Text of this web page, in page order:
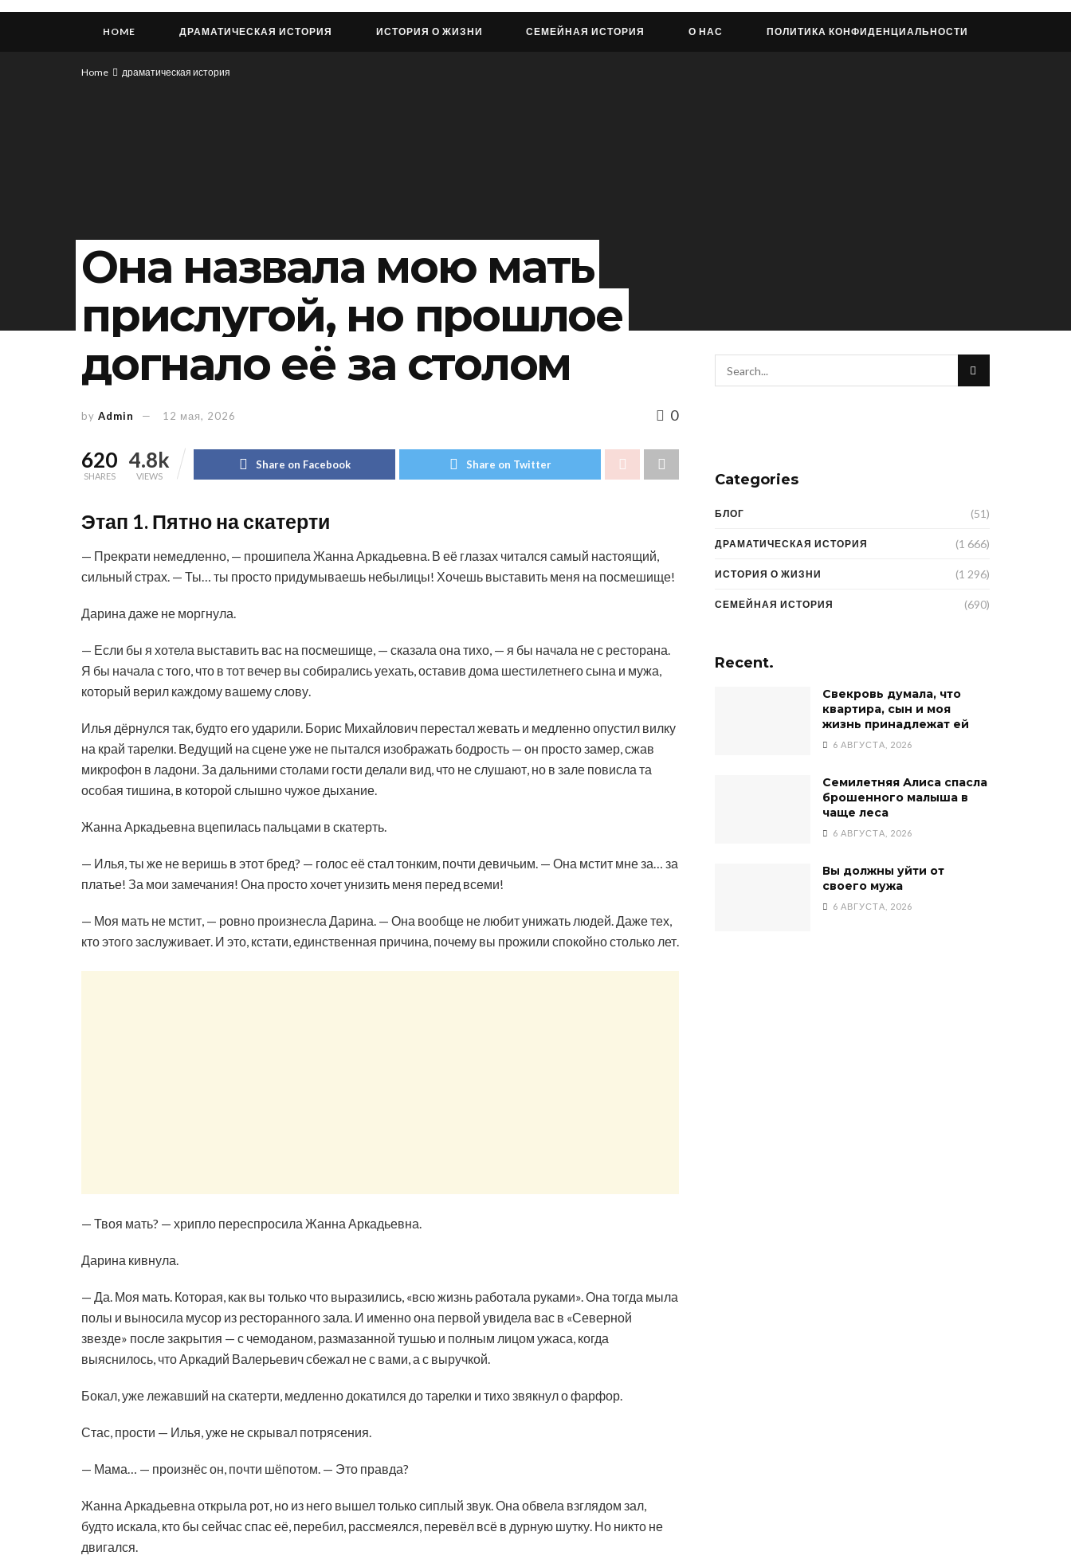
HOME ДРАМАТИЧЕСКАЯ ИСТОРИЯ ИСТОРИЯ О ЖИЗНИ СЕМЕЙНАЯ ИСТОРИЯ О НАС ПОЛИТИКА КОНФИДЕНЦИАЛЬНОСТИ
Home драматическая история
Она назвала мою мать
прислугой, но прошлое
догнало её за столом
by Admin 12 мая, 2026 0
620
SHARES
4.8k
VIEWS
Share on Facebook Share on Twitter
Этап 1. Пятно на скатерти
— Прекрати немедленно, — прошипела Жанна Аркадьевна. В её глазах читался самый настоящий,
сильный страх. — Ты… ты просто придумываешь небылицы! Хочешь выставить меня на посмешище!
Дарина даже не моргнула.
— Если бы я хотела выставить вас на посмешище, — сказала она тихо, — я бы начала не с ресторана.
Я бы начала с того, что в тот вечер вы собирались уехать, оставив дома шестилетнего сына и мужа,
который верил каждому вашему слову.
Илья дёрнулся так, будто его ударили. Борис Михайлович перестал жевать и медленно опустил вилку
на край тарелки. Ведущий на сцене уже не пытался изображать бодрость — он просто замер, сжав
микрофон в ладони. За дальними столами гости делали вид, что не слушают, но в зале повисла та
особая тишина, в которой слышно чужое дыхание.
Жанна Аркадьевна вцепилась пальцами в скатерть.
— Илья, ты же не веришь в этот бред? — голос её стал тонким, почти девичьим. — Она мстит мне за… за
платье! За мои замечания! Она просто хочет унизить меня перед всеми!
— Моя мать не мстит, — ровно произнесла Дарина. — Она вообще не любит унижать людей. Даже тех,
кто этого заслуживает. И это, кстати, единственная причина, почему вы прожили спокойно столько лет.
— Твоя мать? — хрипло переспросила Жанна Аркадьевна.
Дарина кивнула.
— Да. Моя мать. Которая, как вы только что выразились, «всю жизнь работала руками». Она тогда мыла
полы и выносила мусор из ресторанного зала. И именно она первой увидела вас в «Северной
звезде» после закрытия — с чемоданом, размазанной тушью и полным лицом ужаса, когда
выяснилось, что Аркадий Валерьевич сбежал не с вами, а с выручкой.
Бокал, уже лежавший на скатерти, медленно докатился до тарелки и тихо звякнул о фарфор.
Стас, прости — Илья, уже не скрывал потрясения.
— Мама… — произнёс он, почти шёпотом. — Это правда?
Жанна Аркадьевна открыла рот, но из него вышел только сиплый звук. Она обвела взглядом зал,
будто искала, кто бы сейчас спас её, перебил, рассмеялся, перевёл всё в дурную шутку. Но никто не
двигался.
Categories
БЛОГ (51)
ДРАМАТИЧЕСКАЯ ИСТОРИЯ (1 666)
ИСТОРИЯ О ЖИЗНИ (1 296)
СЕМЕЙНАЯ ИСТОРИЯ (690)
Recent.
Свекровь думала, что
квартира, сын и моя
жизнь принадлежат ей
6 АВГУСТА, 2026
Семилетняя Алиса спасла
брошенного малыша в
чаще леса
6 АВГУСТА, 2026
Вы должны уйти от
своего мужа
6 АВГУСТА, 2026